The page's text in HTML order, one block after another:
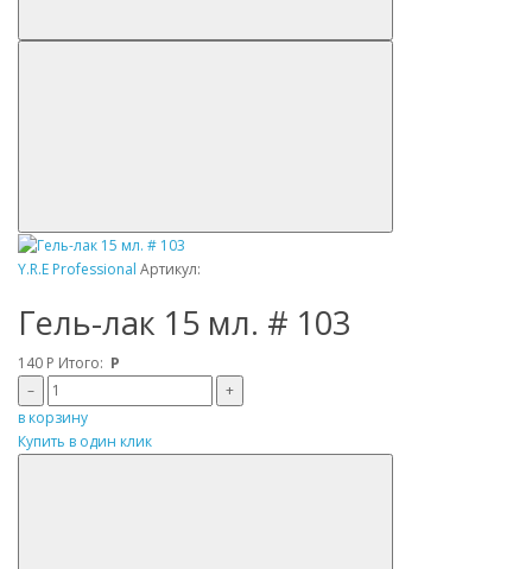
Y.R.E Professional Артикул:
Гель-лак 15 мл. # 103
140 Р Итого: Р
–
+
в корзину
Купить в один клик